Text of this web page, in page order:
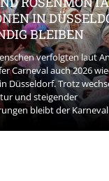
IN
BLEIBEN
verfolgten laut
Carneval auch 2026
Düsseldorf. Trotz
und steigender
bleibt der